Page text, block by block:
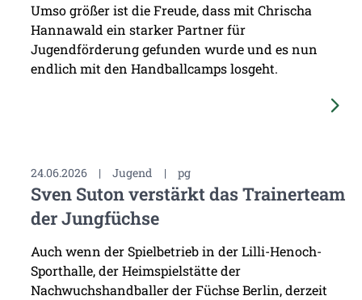
Umso größer ist die Freude, dass mit Chrischa
Hannawald ein starker Partner für
Jugendförderung gefunden wurde und es nun
endlich mit den Handballcamps losgeht.
24.06.2026 | Jugend | pg
Sven Suton verstärkt das Trainerteam
der Jungfüchse
Auch wenn der Spielbetrieb in der Lilli-Henoch-
Sporthalle, der Heimspielstätte der
Nachwuchshandballer der Füchse Berlin, derzeit